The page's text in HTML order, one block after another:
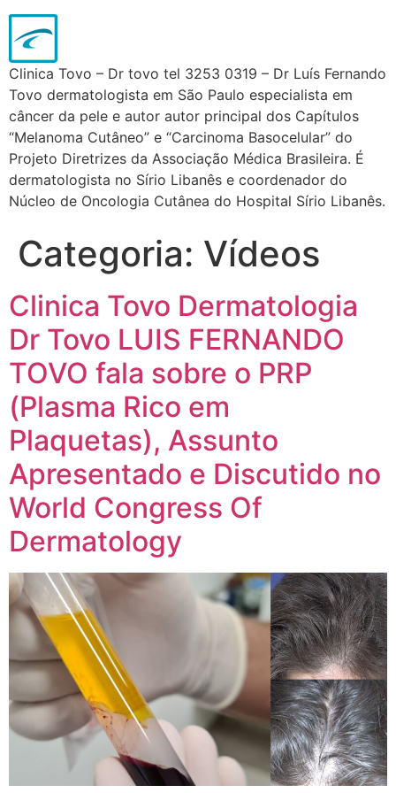
Clinica Tovo – Dr tovo tel 3253 0319 – Dr Luís Fernando
Tovo dermatologista em São Paulo especialista em
câncer da pele e autor autor principal dos Capítulos
“Melanoma Cutâneo” e “Carcinoma Basocelular” do
Projeto Diretrizes da Associação Médica Brasileira. É
dermatologista no Sírio Libanês e coordenador do
Núcleo de Oncologia Cutânea do Hospital Sírio Libanês.
Categoria: Vídeos
Clinica Tovo Dermatologia
Dr Tovo LUIS FERNANDO
TOVO fala sobre o PRP
(Plasma Rico em
Plaquetas), Assunto
Apresentado e Discutido no
World Congress Of
Dermatology